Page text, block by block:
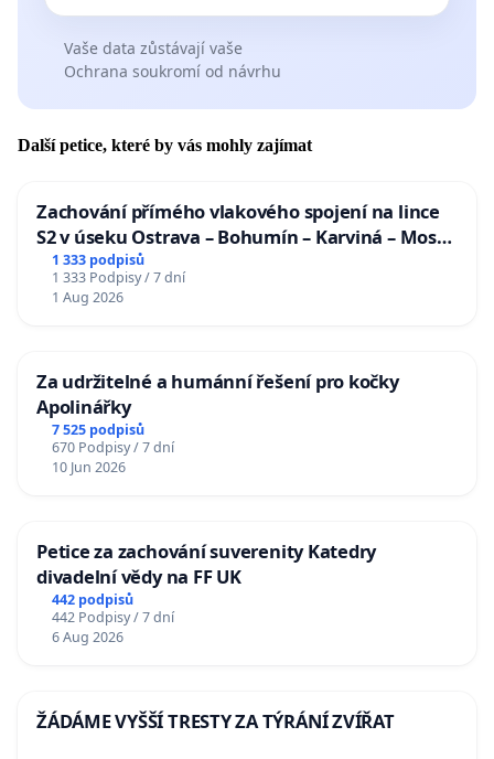
Vaše data zůstávají vaše
Ochrana soukromí od návrhu
Další petice, které by vás mohly zajímat
Zachování přímého vlakového spojení na lince
S2 v úseku Ostrava – Bohumín – Karviná – Mosty
u Jablunkova
1 333 podpisů
1 333 Podpisy / 7 dní
1 Aug 2026
Za udržitelné a humánní řešení pro kočky
Apolinářky
7 525 podpisů
670 Podpisy / 7 dní
10 Jun 2026
Petice za zachování suverenity Katedry
divadelní vědy na FF UK
442 podpisů
442 Podpisy / 7 dní
6 Aug 2026
ŽÁDÁME VYŠŠÍ TRESTY ZA TÝRÁNÍ ZVÍŘAT